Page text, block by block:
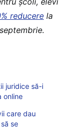
reducere la
juridice să-i
online
care dau
se